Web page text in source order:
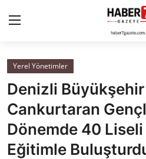
Anasayfa
Cumhurbaşkanlığı
Genel Merkez
Yerel Yönetimler
Denizli Büyükşehir
Cankurtaran
Dönemde 40
Eğitimle